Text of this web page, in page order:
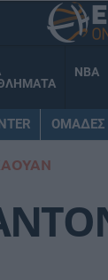
NBA
ΟΜΑΔΕΣ